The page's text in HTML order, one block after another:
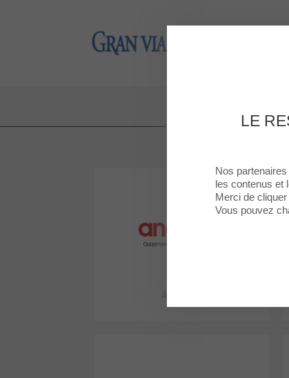
Gran Via 2
LE
Nos
les contenus et
Merci de
Vous pouvez